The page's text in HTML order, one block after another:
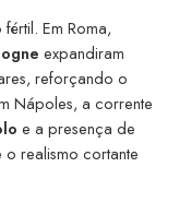
Em Roma,
expandiram
reforçando o
Nápoles, a corrente
e a presença de
realismo cortante